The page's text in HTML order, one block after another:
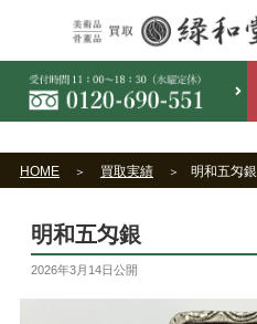
HOME 買取実績 明和五匁銀
明和五匁銀
2026年3月14日公開